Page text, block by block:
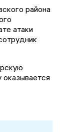
района
атаки